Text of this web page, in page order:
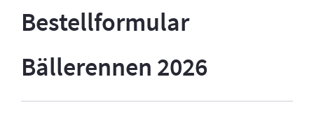
Bestellformular
Bällerennen 2026